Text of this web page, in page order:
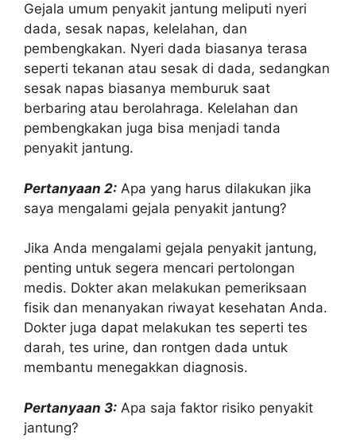
Gejala umum penyakit jantung meliputi nyeri
dada, sesak napas, kelelahan, dan
pembengkakan. Nyeri dada biasanya terasa
seperti tekanan atau sesak di dada, sedangkan
sesak napas biasanya memburuk saat
berbaring atau berolahraga. Kelelahan dan
pembengkakan juga bisa menjadi tanda
penyakit jantung.
Pertanyaan 2: Apa yang harus dilakukan jika
saya mengalami gejala penyakit jantung?
Jika Anda mengalami gejala penyakit jantung,
penting untuk segera mencari pertolongan
medis. Dokter akan melakukan pemeriksaan
fisik dan menanyakan riwayat kesehatan Anda.
Dokter juga dapat melakukan tes seperti tes
darah, tes urine, dan rontgen dada untuk
membantu menegakkan diagnosis.
Pertanyaan 3: Apa saja faktor risiko penyakit
jantung?